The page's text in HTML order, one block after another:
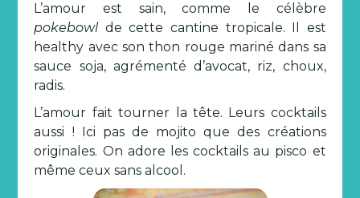
L’amour est sain, comme le célèbre
pokebowl de cette cantine tropicale. Il est
healthy avec son thon rouge mariné dans sa
sauce soja, agrémenté d’avocat, riz, choux,
radis.
L’amour fait tourner la tête. Leurs cocktails
aussi ! Ici pas de mojito que des créations
originales. On adore les cocktails au pisco et
même ceux sans alcool.